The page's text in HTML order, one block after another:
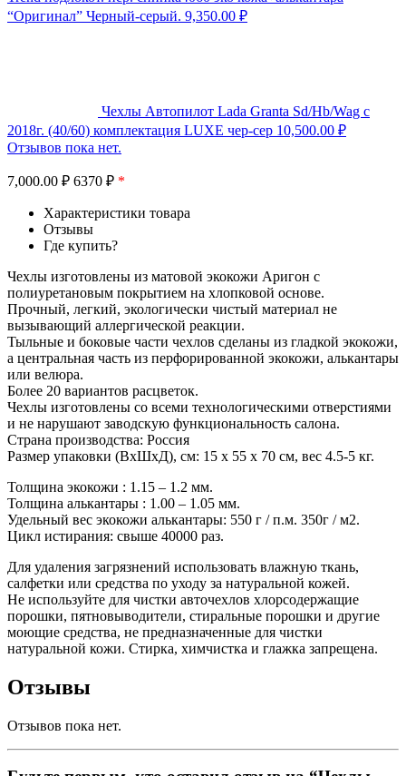
“Оригинал” Черный-серый. 9,350.00 ₽
Чехлы Автопилот Lada Granta Sd/Hb/Wag с
2018г. (40/60) комплектация LUXE чер-сер 10,500.00 ₽
Отзывов пока нет.
7,000.00 ₽ 6370 ₽ *
Характеристики товара
Отзывы
Где купить?
Чехлы изготовлены из матовой экокожи Аригон с
полиуретановым покрытием на хлопковой основе.
Прочный, легкий, экологически чистый материал не
вызывающий аллергической реакции.
Тыльные и боковые части чехлов сделаны из гладкой экокожи,
а центральная часть из перфорированной экокожи, алькантары
или велюра.
Более 20 вариантов расцветок.
Чехлы изготовлены со всеми технологическими отверстиями
и не нарушают заводскую функциональность салона.
Страна производства: Россия
Размер упаковки (ВхШхД), см: 15 x 55 x 70 см, вес 4.5-5 кг.
Толщина экокожи : 1.15 – 1.2 мм.
Толщина алькантары : 1.00 – 1.05 мм.
Удельный вес экокожи алькантары: 550 г / п.м. 350г / м2.
Цикл истирания: свыше 40000 раз.
Для удаления загрязнений использовать влажную ткань,
салфетки или средства по уходу за натуральной кожей.
Не используйте для чистки авточехлов хлорсодержащие
порошки, пятновыводители, стиральные порошки и другие
моющие средства, не предназначенные для чистки
натуральной кожи. Стирка, химчистка и глажка запрещена.
Отзывы
Отзывов пока нет.